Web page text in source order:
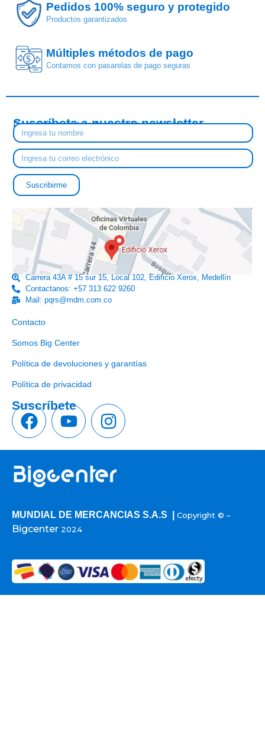
Pedidos 100% seguro y protegido
Productos garantizados
$ Múltiples métodos de pago
Contamos con pasarelas de pago seguras
Suscríbete a nuestro newsletter
Descubre nuestras tendencias y novedades
Suscribirme
Carrera 43A # 15 sur 15, Local 102, Edificio Xerox, Medellín
Contactanos: +57 313 622 9260
Mail: pqrs@mdm.com.co
Enlaces útiles
Contacto
Somos Big Center
Política de devoluciones y garantías
Política de privacidad
Suscríbete
MUNDIAL DE MERCANCIAS S.A.S | Copyright © –
Bigcenter 2024